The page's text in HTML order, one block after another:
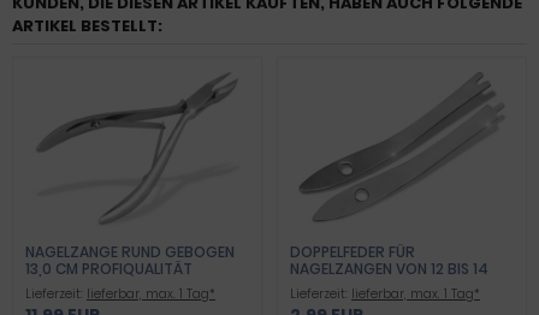
ARTIKEL BESTELLT:
NAGELZANGE RUND GEBOGEN
13,0 CM PROFIQUALITÄT
Lieferzeit: lieferbar, max. 1 Tag*
DOPPELFEDER FÜR
NAGELZANGEN VON 12 BIS 14
CM
Lieferzeit: lieferbar, max. 1 Tag*